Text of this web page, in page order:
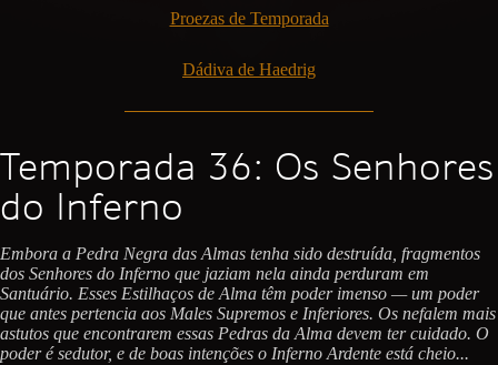
Proezas de Temporada
Dádiva de Haedrig
Temporada 36: Os Senhores
do Inferno
Embora a Pedra Negra das Almas tenha sido destruída, fragmentos
dos Senhores do Inferno que jaziam nela ainda perduram em
Santuário. Esses Estilhaços de Alma têm poder imenso — um poder
que antes pertencia aos Males Supremos e Inferiores. Os nefalem mais
astutos que encontrarem essas Pedras da Alma devem ter cuidado. O
poder é sedutor, e de boas intenções o Inferno Ardente está cheio...